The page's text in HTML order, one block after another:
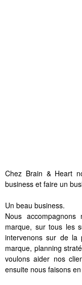
Chez Brain & Heart
business et faire un
Un beau business.
Nous
marque, sur tous les
intervenons sur de la
marque, planning
voulons aider nos
ensuite nous faisons